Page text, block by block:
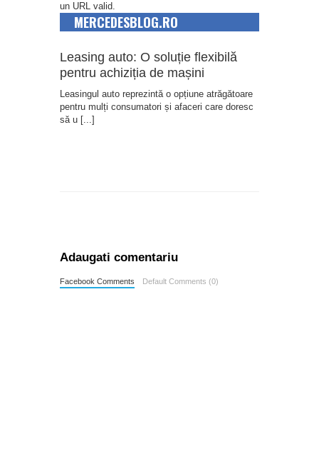
un URL valid.
MERCEDESBLOG.RO
Leasing auto: O soluție flexibilă
pentru achiziția de mașini
Leasingul auto reprezintă o opțiune atrăgătoare
pentru mulți consumatori și afaceri care doresc
să u [...]
Adaugati comentariu
Facebook Comments Default Comments (0)